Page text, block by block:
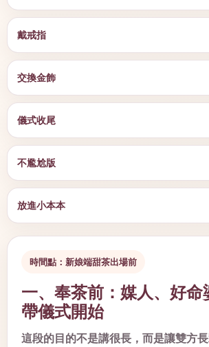
戴戒指
交換金飾
儀式收尾
不尷尬版
放進小本本
時間點：新娘端甜茶出場前
一、奉茶前：媒人、好命
帶儀式開始
這段的目的不是講很長，而是讓雙方